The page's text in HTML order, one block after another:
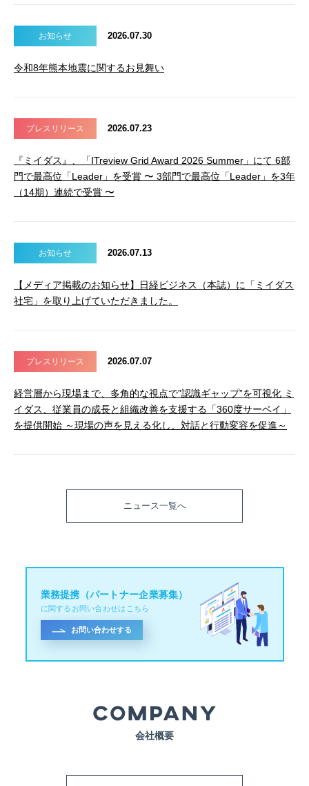
お知らせ 2026.07.30
令和8年熊本地震に関するお見舞い
プレスリリース 2026.07.23
『ミイダス』、「ITreview Grid Award 2026 Summer」にて 6部
門で最高位「Leader」を受賞 〜 3部門で最高位「Leader」を3年
（14期）連続で受賞 〜
お知らせ 2026.07.13
【メディア掲載のお知らせ】日経ビジネス（本誌）に「ミイダス
社宅」を取り上げていただきました。
プレスリリース 2026.07.07
経営層から現場まで、多角的な視点で”認識ギャップ”を可視化 ミ
イダス、従業員の成長と組織改善を支援する「360度サーベイ」
を提供開始 ～現場の声を見える化し、対話と行動変容を促進～
ニュース一覧へ
業務提携（パートナー企業募集）
に関するお問い合わせはこちら
お問い合わせする
会社概要